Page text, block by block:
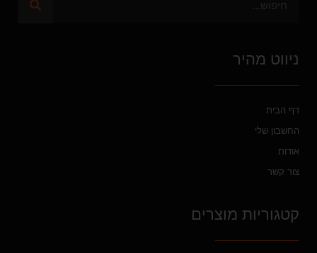
ניווט מהיר
דף הבית
החשבון שלי
אודות
צור קשר
קטגוריות מוצרים